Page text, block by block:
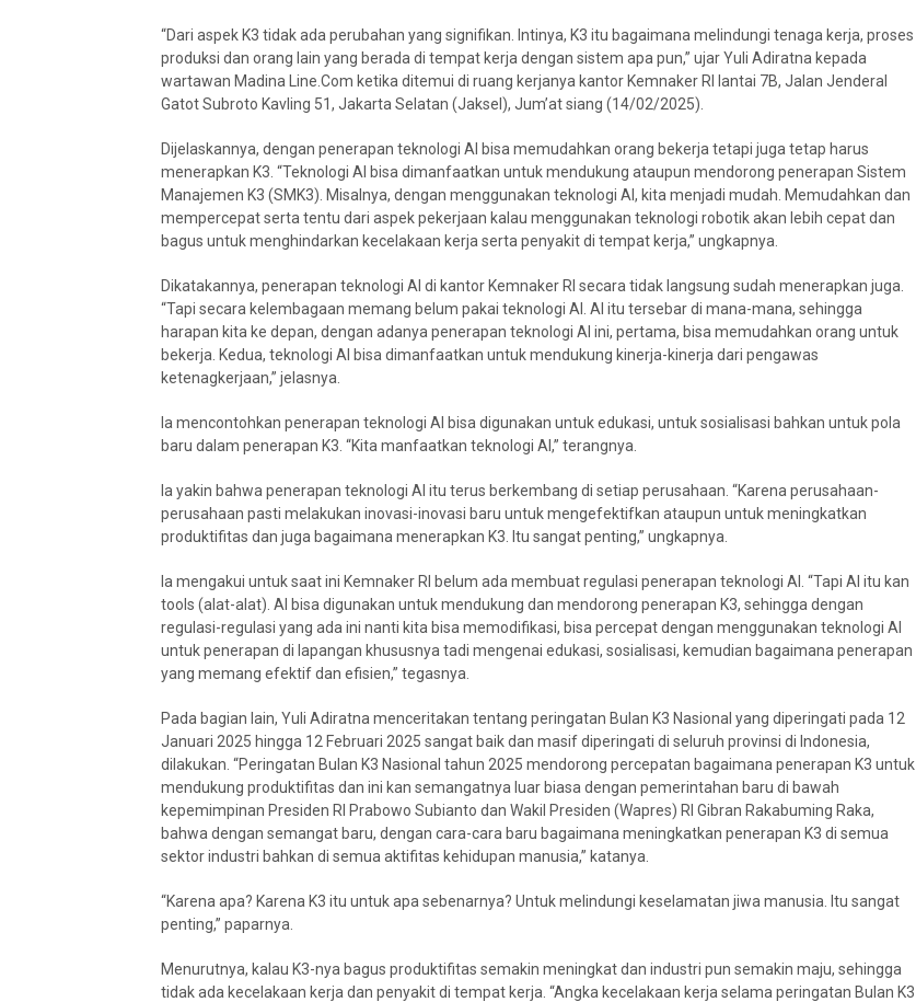
“Dari aspek K3 tidak ada perubahan yang signifikan. Intinya, K3 itu bagaimana melindungi tenaga kerja, proses
produksi dan orang lain yang berada di tempat kerja dengan sistem apa pun,” ujar Yuli Adiratna kepada
wartawan Madina Line.Com ketika ditemui di ruang kerjanya kantor Kemnaker RI lantai 7B, Jalan Jenderal
Gatot Subroto Kavling 51, Jakarta Selatan (Jaksel), Jum’at siang (14/02/2025).
Dijelaskannya, dengan penerapan teknologi AI bisa memudahkan orang bekerja tetapi juga tetap harus
menerapkan K3. “Teknologi AI bisa dimanfaatkan untuk mendukung ataupun mendorong penerapan Sistem
Manajemen K3 (SMK3). Misalnya, dengan menggunakan teknologi AI, kita menjadi mudah. Memudahkan dan
mempercepat serta tentu dari aspek pekerjaan kalau menggunakan teknologi robotik akan lebih cepat dan
bagus untuk menghindarkan kecelakaan kerja serta penyakit di tempat kerja,” ungkapnya.
Dikatakannya, penerapan teknologi AI di kantor Kemnaker RI secara tidak langsung sudah menerapkan juga.
“Tapi secara kelembagaan memang belum pakai teknologi AI. AI itu tersebar di mana-mana, sehingga
harapan kita ke depan, dengan adanya penerapan teknologi AI ini, pertama, bisa memudahkan orang untuk
bekerja. Kedua, teknologi AI bisa dimanfaatkan untuk mendukung kinerja-kinerja dari pengawas
ketenagkerjaan,” jelasnya.
Ia mencontohkan penerapan teknologi AI bisa digunakan untuk edukasi, untuk sosialisasi bahkan untuk pola
baru dalam penerapan K3. “Kita manfaatkan teknologi AI,” terangnya.
Ia yakin bahwa penerapan teknologi AI itu terus berkembang di setiap perusahaan. “Karena perusahaan-
perusahaan pasti melakukan inovasi-inovasi baru untuk mengefektifkan ataupun untuk meningkatkan
produktifitas dan juga bagaimana menerapkan K3. Itu sangat penting,” ungkapnya.
Ia mengakui untuk saat ini Kemnaker RI belum ada membuat regulasi penerapan teknologi AI. “Tapi AI itu kan
tools (alat-alat). AI bisa digunakan untuk mendukung dan mendorong penerapan K3, sehingga dengan
regulasi-regulasi yang ada ini nanti kita bisa memodifikasi, bisa percepat dengan menggunakan teknologi AI
untuk penerapan di lapangan khususnya tadi mengenai edukasi, sosialisasi, kemudian bagaimana penerapan
yang memang efektif dan efisien,” tegasnya.
Pada bagian lain, Yuli Adiratna menceritakan tentang peringatan Bulan K3 Nasional yang diperingati pada 12
Januari 2025 hingga 12 Februari 2025 sangat baik dan masif diperingati di seluruh provinsi di Indonesia,
dilakukan. “Peringatan Bulan K3 Nasional tahun 2025 mendorong percepatan bagaimana penerapan K3 untuk
mendukung produktifitas dan ini kan semangatnya luar biasa dengan pemerintahan baru di bawah
kepemimpinan Presiden RI Prabowo Subianto dan Wakil Presiden (Wapres) RI Gibran Rakabuming Raka,
bahwa dengan semangat baru, dengan cara-cara baru bagaimana meningkatkan penerapan K3 di semua
sektor industri bahkan di semua aktifitas kehidupan manusia,” katanya.
“Karena apa? Karena K3 itu untuk apa sebenarnya? Untuk melindungi keselamatan jiwa manusia. Itu sangat
penting,” paparnya.
Menurutnya, kalau K3-nya bagus produktifitas semakin meningkat dan industri pun semakin maju, sehingga
tidak ada kecelakaan kerja dan penyakit di tempat kerja. “Angka kecelakaan kerja selama peringatan Bulan K3